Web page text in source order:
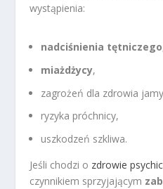
wystąpienia:
nadciśnienia tętniczego
miażdżycy,
zagrożeń dla zdrowia
ryzyka próchnicy,
uszkodzeń szkliwa.
Jeśli chodzi o zdrowie
czynnikiem sprzyjającym